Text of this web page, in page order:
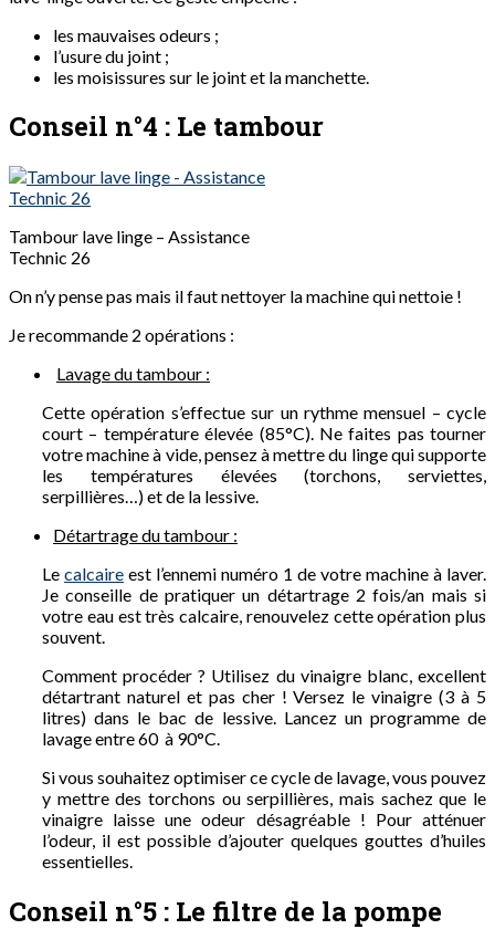
les mauvaises odeurs ;
l’usure du joint ;
les moisissures sur le joint et la manchette.
Conseil n°4 : Le tambour
Tambour lave linge – Assistance
Technic 26
On n’y pense pas mais il faut nettoyer la machine qui nettoie !
Je recommande 2 opérations :
Lavage du tambour :
Cette opération s’effectue sur un rythme mensuel – cycle
court – température élevée (85°C). Ne faites pas tourner
votre machine à vide, pensez à mettre du linge qui supporte
les températures élevées (torchons, serviettes,
serpillières…) et de la lessive.
Détartrage du tambour :
Le calcaire est l’ennemi numéro 1 de votre machine à laver.
Je conseille de pratiquer un détartrage 2 fois/an mais si
votre eau est très calcaire, renouvelez cette opération plus
souvent.
Comment procéder ? Utilisez du vinaigre blanc, excellent
détartrant naturel et pas cher ! Versez le vinaigre (3 à 5
litres) dans le bac de lessive. Lancez un programme de
lavage entre 60 à 90°C.
Si vous souhaitez optimiser ce cycle de lavage, vous pouvez
y mettre des torchons ou serpillières, mais sachez que le
vinaigre laisse une odeur désagréable ! Pour atténuer
l’odeur, il est possible d’ajouter quelques gouttes d’huiles
essentielles.
Conseil n°5 : Le filtre de la pompe